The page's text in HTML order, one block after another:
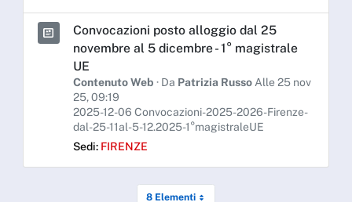
Convocazioni posto alloggio dal 25
novembre al 5 dicembre - 1° magistrale
UE
Contenuto Web · Da Patrizia RussoAlle 25 nov
25, 09:19
2025-12-06 Convocazioni-2025-2026-Firenze-
dal-25-11al-5-12.2025-1°magistraleUE
Sedi: FIRENZE
8 Elementi